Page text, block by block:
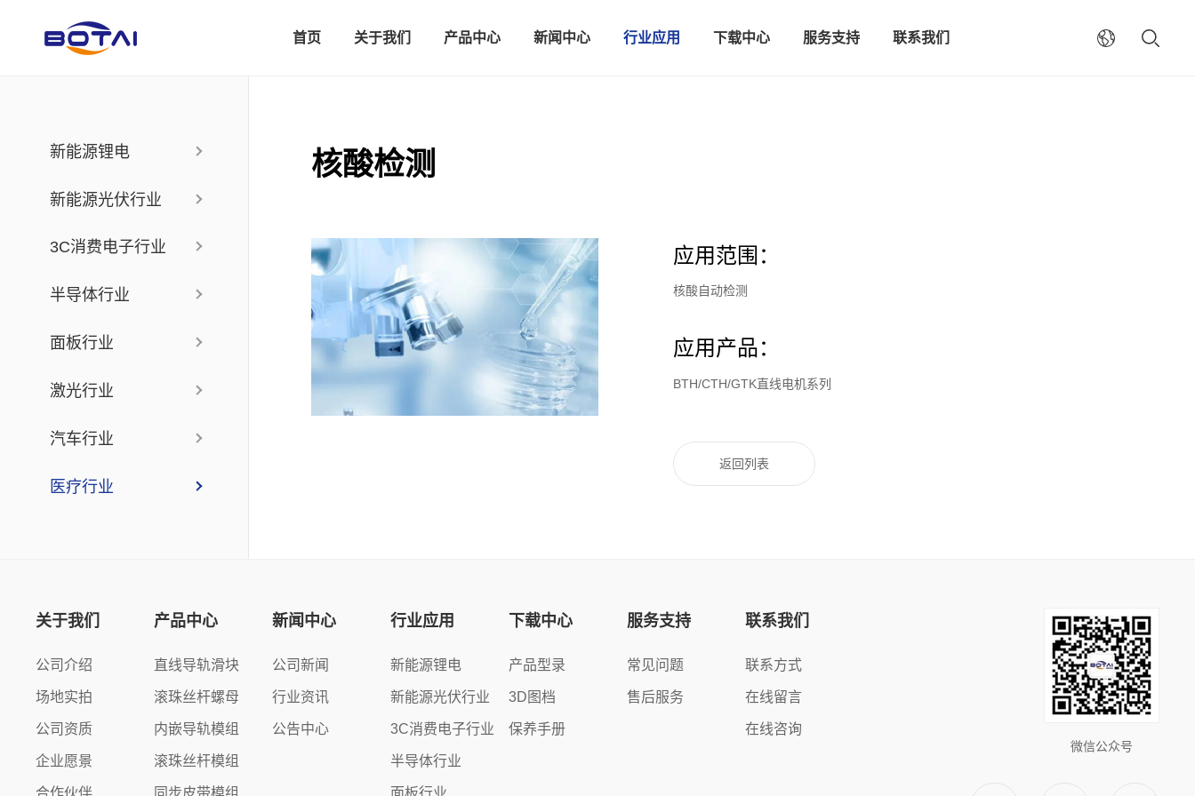
首页 关于我们 产品中心 新闻中心 行业应用 下载中心 服务支持 联系我们
新能源锂电
新能源光伏行业
3C消费电子行业
半导体行业
面板行业
激光行业
汽车行业
医疗行业
核酸检测
应用范围：
核酸自动检测
应用产品：
BTH/CTH/GTK直线电机系列
返回列表
关于我们
公司介绍
场地实拍
公司资质
企业愿景
产品中心
直线导轨滑块
滚珠丝杆螺母
内嵌导轨模组
滚珠丝杆模组
新闻中心
公司新闻
行业资讯
公告中心
行业应用
新能源锂电
新能源光伏行业
3C消费电子行业
半导体行业
下载中心
产品型录
3D图档
保养手册
服务支持
常见问题
售后服务
联系我们
联系方式
在线留言
在线咨询
微信公众号